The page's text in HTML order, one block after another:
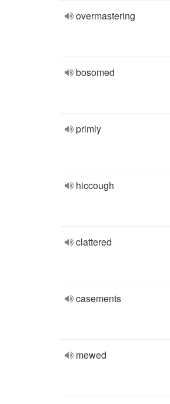
overmastering
bosomed
primly
hiccough
clattered
casements
mewed